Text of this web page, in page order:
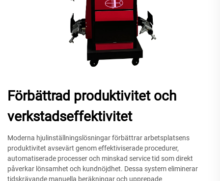
Förbättrad produktivitet och
verkstadseffektivitet
Moderna hjulinställningslösningar förbättrar arbetsplatsens
produktivitet avsevärt genom effektiviserade procedurer,
automatiserade processer och minskad service tid som direkt
påverkar lönsamhet och kundnöjdhet. Dessa system eliminerar
tidskrävande manuella beräkningar och upprepade